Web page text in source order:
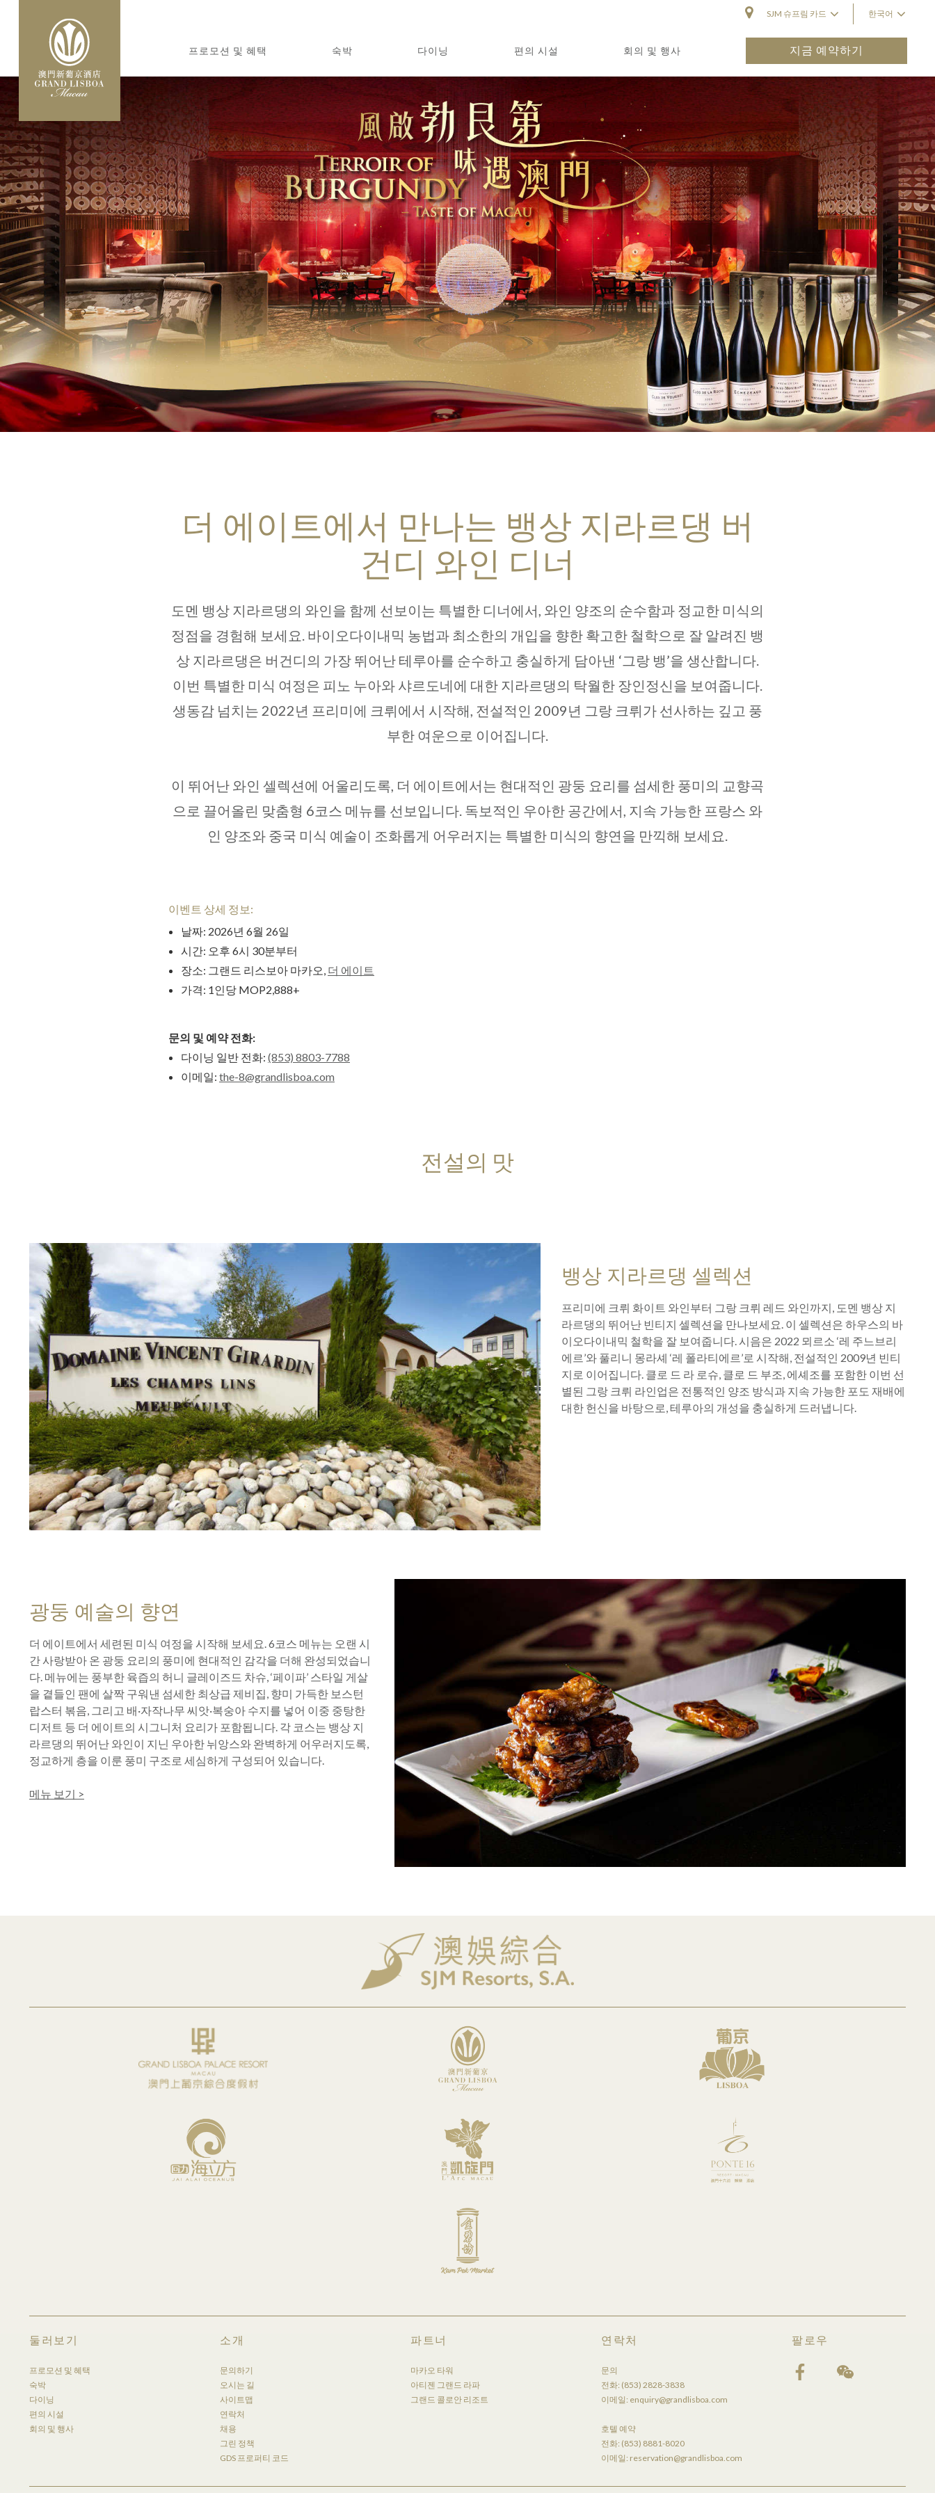
츠
건
너
뛰
기
SJM 슈프림 카드 한국어
NAVIGATION
프로모션 및 혜택 숙박 다이닝 편의 시설 회의 및 행사 지금 예약하기
더 에이트에서 만나는 뱅상 지라르댕 버
건디 와인 디너
도멘 뱅상 지라르댕의 와인을 함께 선보이는 특별한 디너에서, 와인 양조의 순수함과 정교한 미식의
정점을 경험해 보세요. 바이오다이내믹 농법과 최소한의 개입을 향한 확고한 철학으로 잘 알려진 뱅
상 지라르댕은 버건디의 가장 뛰어난 테루아를 순수하고 충실하게 담아낸 ‘그랑 뱅’을 생산합니다.
이번 특별한 미식 여정은 피노 누아와 샤르도네에 대한 지라르댕의 탁월한 장인정신을 보여줍니다.
생동감 넘치는 2022년 프리미에 크뤼에서 시작해, 전설적인 2009년 그랑 크뤼가 선사하는 깊고 풍
부한 여운으로 이어집니다.
이 뛰어난 와인 셀렉션에 어울리도록, 더 에이트에서는 현대적인 광둥 요리를 섬세한 풍미의 교향곡
으로 끌어올린 맞춤형 6코스 메뉴를 선보입니다. 독보적인 우아한 공간에서, 지속 가능한 프랑스 와
인 양조와 중국 미식 예술이 조화롭게 어우러지는 특별한 미식의 향연을 만끽해 보세요.
이벤트 상세 정보:
날짜: 2026년 6월 26일
시간: 오후 6시 30분부터
장소: 그랜드 리스보아 마카오, 더 에이트
가격: 1인당 MOP2,888+
문의 및 예약 전화:
다이닝 일반 전화: (853) 8803-7788
이메일: the-8@grandlisboa.com
전설의 맛
뱅상 지라르댕 셀렉션
프리미에 크뤼 화이트 와인부터 그랑 크뤼 레드 와인까지, 도멘 뱅상 지
라르댕의 뛰어난 빈티지 셀렉션을 만나보세요. 이 셀렉션은 하우스의 바
이오다이내믹 철학을 잘 보여줍니다. 시음은 2022 뫼르소 ‘레 주느브리
에르’와 풀리니 몽라셰 ‘레 폴라티에르’로 시작해, 전설적인 2009년 빈티
지로 이어집니다. 클로 드 라 로슈, 클로 드 부조, 에셰조를 포함한 이번 선
별된 그랑 크뤼 라인업은 전통적인 양조 방식과 지속 가능한 포도 재배에
대한 헌신을 바탕으로, 테루아의 개성을 충실하게 드러냅니다.
광둥 예술의 향연
더 에이트에서 세련된 미식 여정을 시작해 보세요. 6코스 메뉴는 오랜 시
간 사랑받아 온 광둥 요리의 풍미에 현대적인 감각을 더해 완성되었습니
다. 메뉴에는 풍부한 육즙의 허니 글레이즈드 차슈, ‘페이파’ 스타일 게살
을 곁들인 팬에 살짝 구워낸 섬세한 최상급 제비집, 향미 가득한 보스턴
랍스터 볶음, 그리고 배·자작나무 씨앗·복숭아 수지를 넣어 이중 중탕한
디저트 등 더 에이트의 시그니처 요리가 포함됩니다. 각 코스는 뱅상 지
라르댕의 뛰어난 와인이 지닌 우아한 뉘앙스와 완벽하게 어우러지도록,
정교하게 층을 이룬 풍미 구조로 세심하게 구성되어 있습니다.
메뉴 보기 >
New
GL
Footer
둘러보기
프로모션 및 혜택
숙박
다이닝
편의 시설
회의 및 행사
소개
문의하기
오시는 길
사이트맵
연락처
채용
그린 정책
GDS 프로퍼티 코드
파트너
마카오 타워
아티젠 그랜드 라파
그랜드 콜로안 리조트
연락처
문의
전화: (853) 2828-3838
이메일: enquiry@grandlisboa.com
호텔 예약
전화: (853) 8881-8020
이메일: reservation@grandlisboa.com
팔로우